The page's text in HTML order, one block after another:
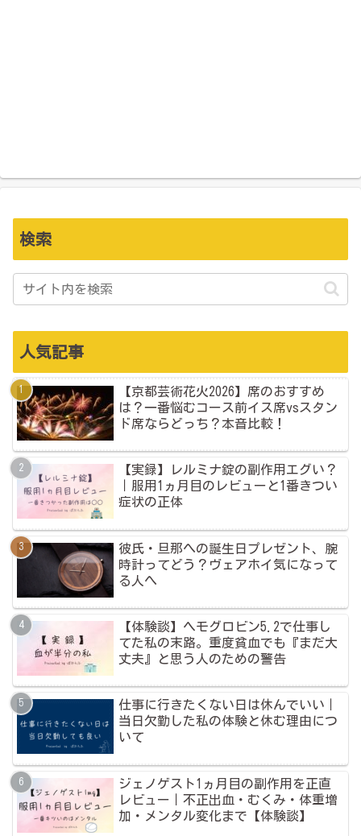
検索
人気記事
【京都芸術花火2026】席のおすすめ
は？一番悩むコース前イス席vsスタン
ド席ならどっち？本音比較！
【実録】レルミナ錠の副作用エグい？
｜服用1ヵ月目のレビューと1番きつい
症状の正体
彼氏・旦那への誕生日プレゼント、腕
時計ってどう？ヴェアホイ気になって
る人へ
【体験談】ヘモグロビン5.2で仕事し
てた私の末路。重度貧血でも『まだ大
丈夫』と思う人のための警告
仕事に行きたくない日は休んでいい｜
当日欠勤した私の体験と休む理由につ
いて
ジェノゲスト1ヵ月目の副作用を正直
レビュー｜不正出血・むくみ・体重増
加・メンタル変化まで【体験談】